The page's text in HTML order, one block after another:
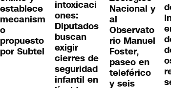
establece
mecanism
o
propuesto
por Subtel
intoxicaci
ones:
Diputados
buscan
exigir
cierres de
seguridad
infantil en
Nacional y
al
Observato
rio Manuel
Foster,
paseo en
teleférico
y seis